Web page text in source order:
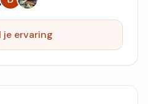
je ervaring